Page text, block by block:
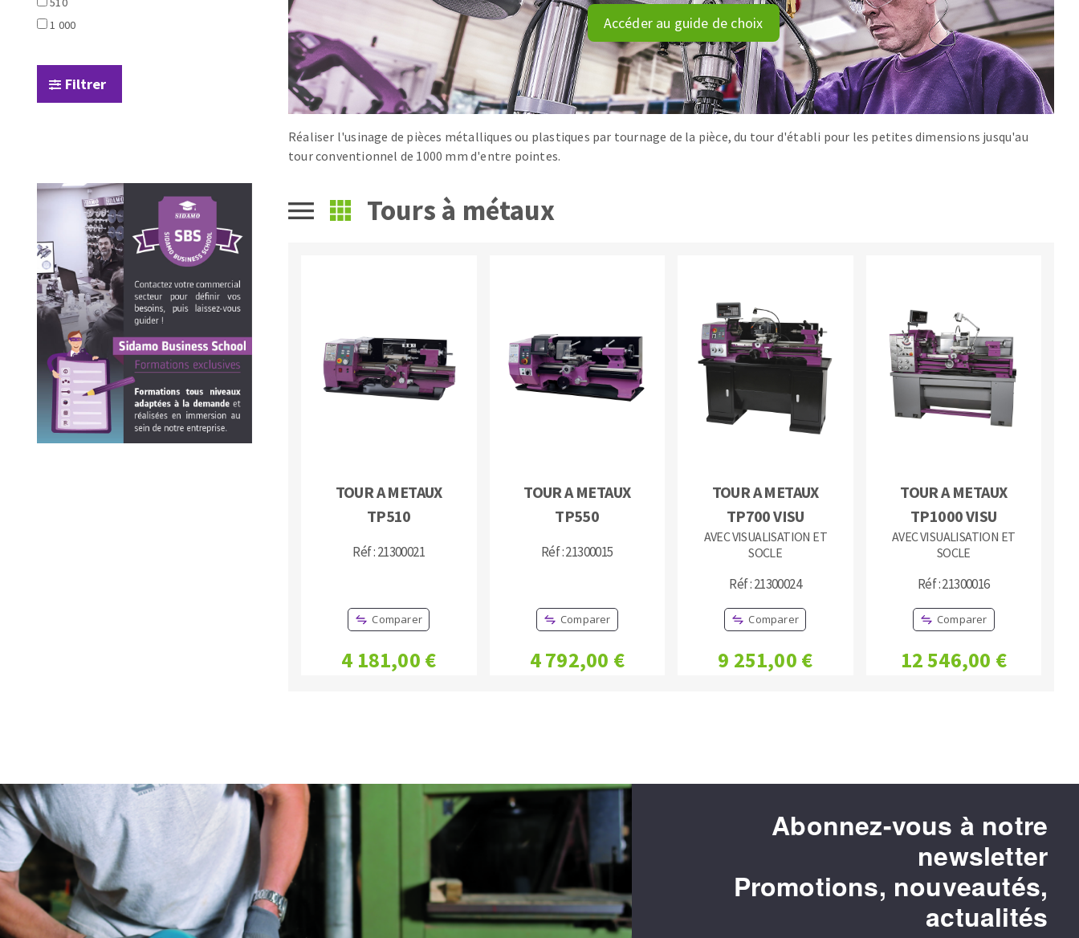
Scies de table
Système grands formats
Roues diamantées à profil
Disques à lamelles diamantés
Système auto-nivelant à cale
Système auto-nivelant à vis
Pose des joints
Nettoyage
Disques auto-agrippant
Patins
Bandes abrasives
Disques fibre et papier
Feuilles 230 x 280 mm
Cales à poncer et patins
Plateaux supports
Eponges abrasive
TRAITEMENT DE SURFACE
Disques à lamelles
Meules sur tige
Meules de tourets
Aspirateurs
MACHINES POUR LE TRAVAIL DU
Tronçonneuses
Perceuses magnétiques
Affuteurs de forets
OUTILS COUPANTS
Fraises scies
Rubans
Fraise HSS
Forets métaux
Accéder au guide de choix
Réaliser l'usinage de pièces métalliques ou plastiques par tournage de la pièce, du tour d'établi pour les petites dimensions jusqu'au
tour conventionnel de 1000 mm d'entre pointes.
Tours à métaux
TOUR A METAUX
TP510
Réf : 21300021
Comparer
4 181,00 €
TOUR A METAUX
TP550
Réf : 21300015
Comparer
4 792,00 €
TOUR A METAUX
TP700 VISU
AVEC VISUALISATION ET
SOCLE
Réf : 21300024
Comparer
9 251,00 €
TOUR A METAUX
TP1000 VISU
AVEC VISUALISATION ET
SOCLE
Réf : 21300016
Comparer
12 546,00 €
1 000
Filtrer
Abonnez-vous à notre
newsletter
Promotions, nouveautés,
actualités